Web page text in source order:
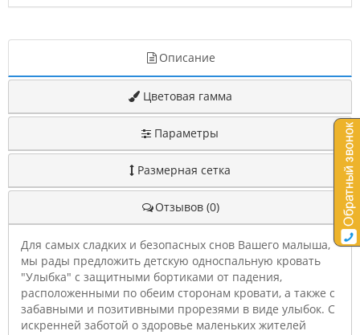
Описание
Цветовая гамма
Параметры
Размерная сетка
Отзывов (0)
Для самых сладких и безопасных снов Вашего малыша,
мы рады предложить детскую односпальную кровать
"Улыбка" с защитными бортиками от падения,
расположенными по обеим сторонам кровати, а также с
забавными и позитивными прорезями в виде улыбок. С
искренней заботой о здоровье маленьких жителей